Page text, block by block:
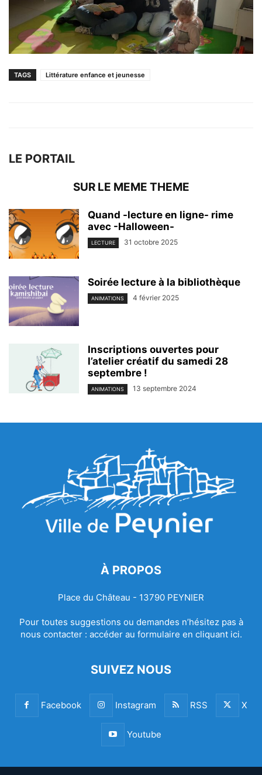
TAGS Littérature enfance et jeunesse
LE PORTAIL
SUR LE MEME THEME
Quand -lecture en ligne- rime
avec -Halloween-
LECTURE 31 octobre 2025
Soirée lecture à la bibliothèque
ANIMATIONS 4 février 2025
Inscriptions ouvertes pour
l’atelier créatif du samedi 28
septembre !
ANIMATIONS 13 septembre 2024
À PROPOS
Place du Château - 13790 PEYNIER
Pour toutes suggestions ou demandes n’hésitez pas à
nous contacter : accéder au formulaire en cliquant ici.
SUIVEZ NOUS
Facebook Instagram RSS X
Youtube